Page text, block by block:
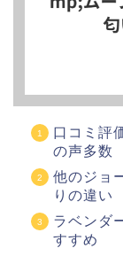
口コミ評
の声多数
他のジョ
りの違い
ラベンダ
すすめ